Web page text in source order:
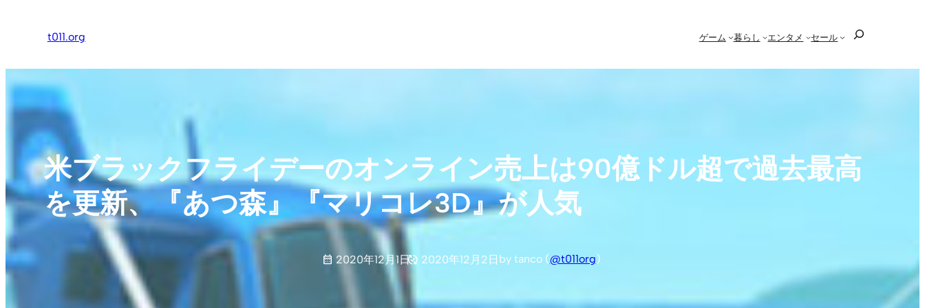
ス
キ
ッ
t011.org ゲーム 暮らし エンタメ セール
米ブラックフライデーのオンライン売上は90億ドル超で過去最高
を更新、『あつ森』『マリコレ3D』が人気
2020年12月1日 2020年12月2日 by tanco (@t011org)